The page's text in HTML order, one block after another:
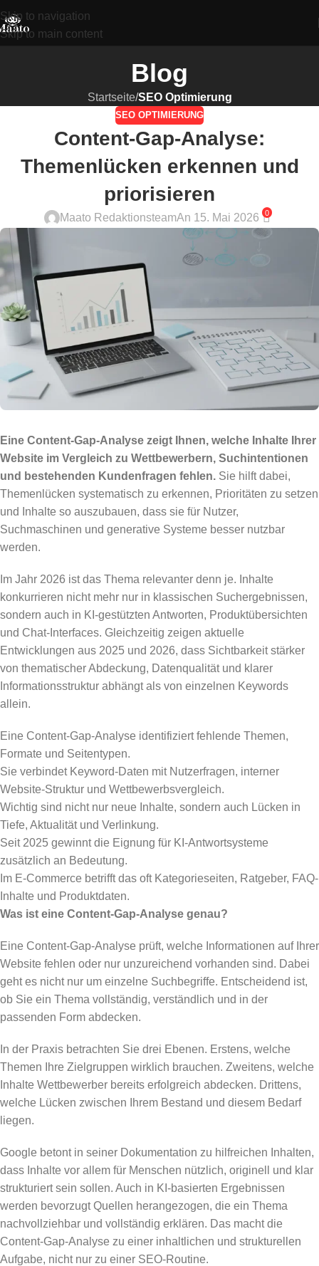
Skip to navigation
Skip to main content
Blog
Startseite/SEO Optimierung
SEO OPTIMIERUNG
Content-Gap-Analyse:
Themenlücken erkennen und
priorisieren
Maato RedaktionsteamAn 15. Mai 2026 0
Eine Content-Gap-Analyse zeigt Ihnen, welche Inhalte Ihrer
Website im Vergleich zu Wettbewerbern, Suchintentionen
und bestehenden Kundenfragen fehlen. Sie hilft dabei,
Themenlücken systematisch zu erkennen, Prioritäten zu setzen
und Inhalte so auszubauen, dass sie für Nutzer,
Suchmaschinen und generative Systeme besser nutzbar
werden.
Im Jahr 2026 ist das Thema relevanter denn je. Inhalte
konkurrieren nicht mehr nur in klassischen Suchergebnissen,
sondern auch in KI-gestützten Antworten, Produktübersichten
und Chat-Interfaces. Gleichzeitig zeigen aktuelle
Entwicklungen aus 2025 und 2026, dass Sichtbarkeit stärker
von thematischer Abdeckung, Datenqualität und klarer
Informationsstruktur abhängt als von einzelnen Keywords
allein.
Eine Content-Gap-Analyse identifiziert fehlende Themen,
Formate und Seitentypen.
Sie verbindet Keyword-Daten mit Nutzerfragen, interner
Website-Struktur und Wettbewerbsvergleich.
Wichtig sind nicht nur neue Inhalte, sondern auch Lücken in
Tiefe, Aktualität und Verlinkung.
Seit 2025 gewinnt die Eignung für KI-Antwortsysteme
zusätzlich an Bedeutung.
Im E-Commerce betrifft das oft Kategorieseiten, Ratgeber, FAQ-
Inhalte und Produktdaten.
Was ist eine Content-Gap-Analyse genau?
Eine Content-Gap-Analyse prüft, welche Informationen auf Ihrer
Website fehlen oder nur unzureichend vorhanden sind. Dabei
geht es nicht nur um einzelne Suchbegriffe. Entscheidend ist,
ob Sie ein Thema vollständig, verständlich und in der
passenden Form abdecken.
In der Praxis betrachten Sie drei Ebenen. Erstens, welche
Themen Ihre Zielgruppen wirklich brauchen. Zweitens, welche
Inhalte Wettbewerber bereits erfolgreich abdecken. Drittens,
welche Lücken zwischen Ihrem Bestand und diesem Bedarf
liegen.
Google betont in seiner Dokumentation zu hilfreichen Inhalten,
dass Inhalte vor allem für Menschen nützlich, originell und klar
strukturiert sein sollen. Auch in KI-basierten Ergebnissen
werden bevorzugt Quellen herangezogen, die ein Thema
nachvollziehbar und vollständig erklären. Das macht die
Content-Gap-Analyse zu einer inhaltlichen und strukturellen
Aufgabe, nicht nur zu einer SEO-Routine.